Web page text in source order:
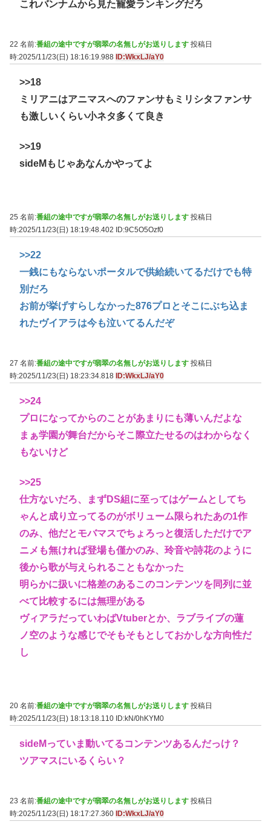
これバンナムから見た寵愛ランキングだろ
22 名前:番組の途中ですが翡翠の名無しがお送りします 投稿日
時:2025/11/23(日) 18:16:19.988 ID:WkxLJ/aY0
>>18
ミリアニはアニマスへのファンサもミリシタファンサ
も激しいくらい小ネタ多くて良き
>>19
sideMもじゃあなんかやってよ
25 名前:番組の途中ですが翡翠の名無しがお送りします 投稿日
時:2025/11/23(日) 18:19:48.402
ID:9C5O5Ozf0
>>22
一銭にもならないポータルで供給続いてるだけでも特
別だろ
お前が挙げすらしなかった876プロとそこにぶち込ま
れたヴイアラは今も泣いてるんだぞ
27 名前:番組の途中ですが翡翠の名無しがお送りします 投稿日
時:2025/11/23(日) 18:23:34.818 ID:WkxLJ/aY0
>>24
プロになってからのことがあまりにも薄いんだよな
まぁ学園が舞台だからそこ際立たせるのはわからなく
もないけど
>>25
仕方ないだろ、まずDS組に至ってはゲームとしてち
ゃんと成り立ってるのがボリューム限られたあの1作
のみ、他だとモバマスでちょろっと復活しただけでア
ニメも無ければ登場も僅かのみ、玲音や詩花のように
後から歌が与えられることもなかった
明らかに扱いに格差のあるこのコンテンツを同列に並
べて比較するには無理がある
ヴィアラだっていわばVtuberとか、ラブライブの蓮
ノ空のような感じでそもそもとしておかしな方向性だ
し
20 名前:番組の途中ですが翡翠の名無しがお送りします 投稿日
時:2025/11/23(日) 18:13:18.110 ID:kN/0hKYM0
sideMっていま動いてるコンテンツあるんだっけ？
ツアマスにいるくらい？
23 名前:番組の途中ですが翡翠の名無しがお送りします 投稿日
時:2025/11/23(日) 18:17:27.360 ID:WkxLJ/aY0